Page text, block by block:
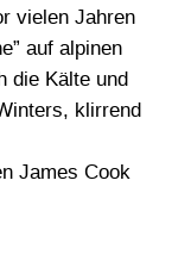
vielen Jahren
auf alpinen
die Kälte und
klirrend
James Cook